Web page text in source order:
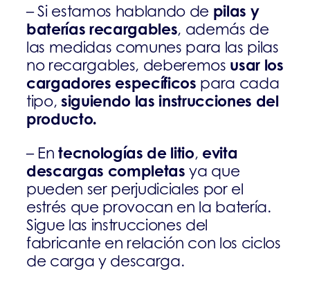
– Si estamos hablando de pilas y
baterías recargables, además de
las medidas comunes para las pilas
no recargables, deberemos usar los
cargadores específicos para cada
tipo,siguiendo las instrucciones del
producto.
– Entecnologías de litio, evita
descargas completas ya que
pueden ser perjudiciales por el
estrés que provocan en la batería.
Sigue las instrucciones del
fabricante en relación con los ciclos
de carga y descarga.